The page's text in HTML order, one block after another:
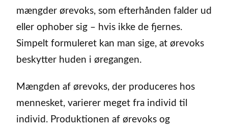
mængder ørevoks, som efterhånden falder ud
eller ophober sig – hvis ikke de fjernes.
Simpelt formuleret kan man sige, at ørevoks
beskytter huden i øregangen.
Mængden af ørevoks, der produceres hos
mennesket, varierer meget fra individ til
individ. Produktionen af ørevoks og